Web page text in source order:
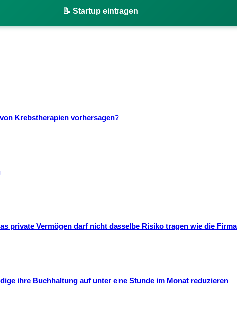
📝 Startup eintragen
Krebstherapien vorhersagen?
private Vermögen darf nicht dasselbe Risiko tragen wie die Firma
ihre Buchhaltung auf unter eine Stunde im Monat reduzieren